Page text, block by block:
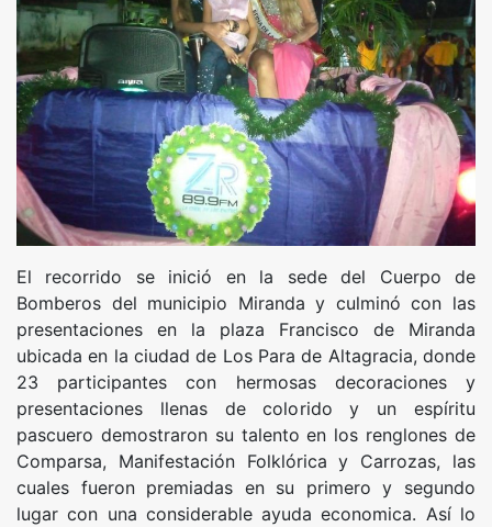
El recorrido se inició en la sede del Cuerpo de
Bomberos del municipio Miranda y culminó con las
presentaciones en la plaza Francisco de Miranda
ubicada en la ciudad de Los Para de Altagracia, donde
23 participantes con hermosas decoraciones y
presentaciones llenas de colorido y un espíritu
pascuero demostraron su talento en los renglones de
Comparsa, Manifestación Folklórica y Carrozas, las
cuales fueron premiadas en su primero y segundo
lugar con una considerable ayuda economica. Así lo